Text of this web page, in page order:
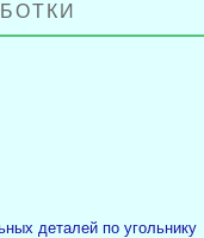
деталей по угольнику